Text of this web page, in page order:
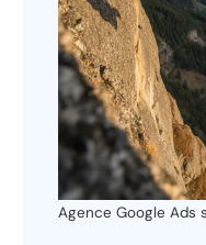
Agence Google Ads